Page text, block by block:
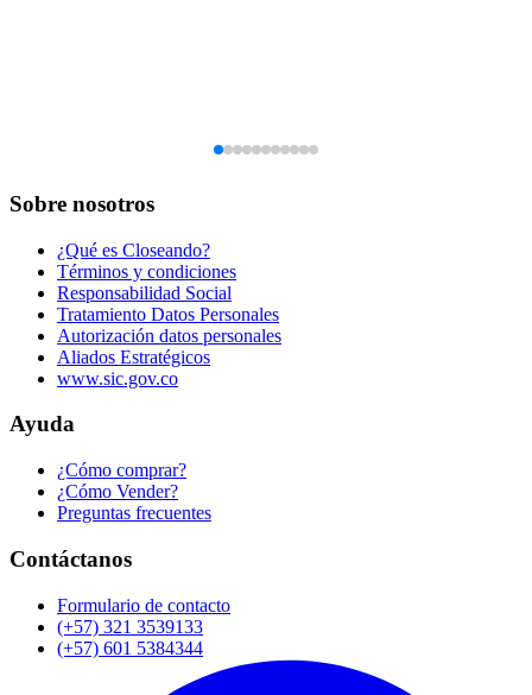
Sobre nosotros
¿Qué es Closeando?
Términos y condiciones
Responsabilidad Social
Tratamiento Datos Personales
Autorización datos personales
Aliados Estratégicos
www.sic.gov.co
Ayuda
¿Cómo comprar?
¿Cómo Vender?
Preguntas frecuentes
Contáctanos
Formulario de contacto
(+57) 321 3539133
(+57) 601 5384344